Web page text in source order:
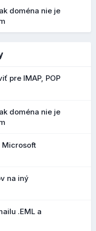
správ
podvodnými e-
lepší vizuál
jasnejší a
a stránky.
robiť rozhodnutia o
rozhranie režimu
rýchlejšie porovnanie a
doména nie je
pre IMAP, POP
doména nie je
Microsoft
na iný
.EML a